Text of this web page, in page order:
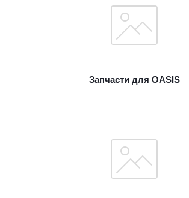
Запчасти для OASIS